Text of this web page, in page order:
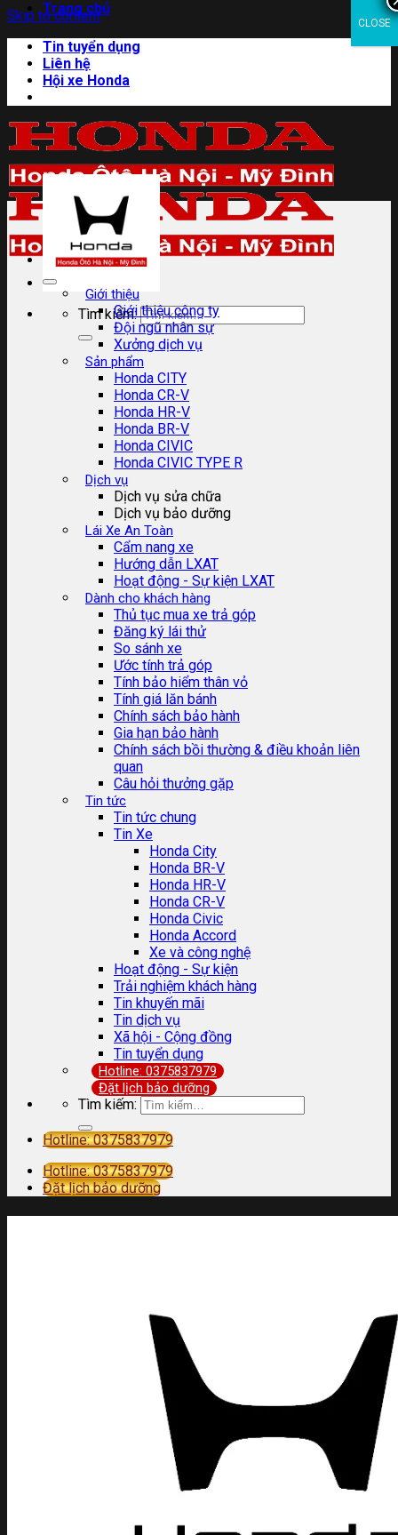
Skip to content
Trang chủ
Tin tuyển dụng
Liên hệ
Hội xe Honda
Tìm kiếm:
Giới thiệu
Giới thiệu công ty
Đội ngũ nhân sự
Xưởng dịch vụ
Sản phẩm
Honda CITY
Honda CR-V
Honda HR-V
Honda BR-V
Honda CIVIC
Honda CIVIC TYPE R
Dịch vụ
Dịch vụ sửa chữa
Dịch vụ bảo dưỡng
Lái Xe An Toàn
Cẩm nang xe
Hướng dẫn LXAT
Hoạt động - Sự kiện LXAT
Dành cho khách hàng
Thủ tục mua xe trả góp
Đăng ký lái thử
So sánh xe
Ước tính trả góp
Tính bảo hiểm thân vỏ
Tính giá lăn bánh
Chính sách bảo hành
Gia hạn bảo hành
Chính sách bồi thường & điều khoản liên
quan
Câu hỏi thưởng gặp
Tin tức
Tin tức chung
Tin Xe
Honda City
Honda BR-V
Honda HR-V
Honda CR-V
Honda Civic
Honda Accord
Xe và công nghệ
Hoạt động - Sự kiện
Trải nghiệm khách hàng
Tin khuyến mãi
Tin dịch vụ
Xã hội - Cộng đồng
Tin tuyển dụng
Hotline: 0375837979
Đặt lịch bảo dưỡng
Tìm kiếm:
Hotline: 0375837979
Hotline: 0375837979
Đặt lịch bảo dưỡng
CLOSE